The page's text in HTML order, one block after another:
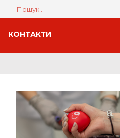
КОНТАКТИ